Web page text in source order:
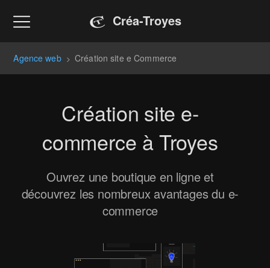
Créa-Troyes
Agence web > Création site e Commerce
Création site e-
commerce à Troyes
Ouvrez une boutique en ligne et
découvrez les nombreux avantages du e-
commerce